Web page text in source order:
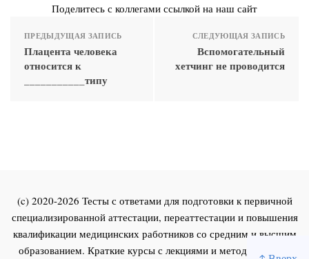
Поделитесь с коллегами ссылкой на наш сайт
ПРЕДЫДУЩАЯ ЗАПИСЬ
Плацента человека
относится к
___________типу
СЛЕДУЮЩАЯ ЗАПИСЬ
Вспомогательный
хетчинг не проводится
(c) 2020-2026 Тесты с ответами для подготовки к первичной
специализированной аттестации, переаттестации и повышения
квалификации медицинских работников со средним и высшим
образованием. Краткие курсы с лекциями и методическими